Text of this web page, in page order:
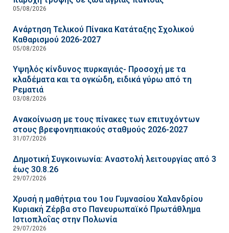
05/08/2026
Ανάρτηση Τελικού Πίνακα Κατάταξης Σχολικού
Καθαρισμού 2026-2027
05/08/2026
Υψηλός κίνδυνος πυρκαγιάς- Προσοχή με τα
κλαδέματα και τα ογκώδη, ειδικά γύρω από τη
Ρεματιά
03/08/2026
Ανακοίνωση με τους πίνακες των επιτυχόντων
στους βρεφονηπιακούς σταθμούς 2026-2027
31/07/2026
Δημοτική Συγκοινωνία: Αναστολή λειτουργίας από 3
έως 30.8.26
29/07/2026
Χρυσή η μαθήτρια του 1ου Γυμνασίου Χαλανδρίου
Κυριακή Ζέρβα στο Πανευρωπαϊκό Πρωτάθλημα
Ιστιοπλοΐας στην Πολωνία
29/07/2026